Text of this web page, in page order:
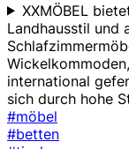
XXMÖBEL
Landhausstil und
international
sich durch hohe
#möbel
#betten